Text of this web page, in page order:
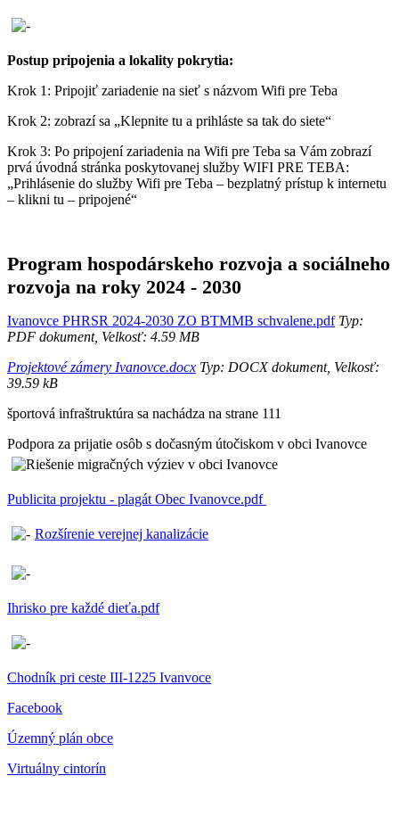
Postup pripojenia a lokality pokrytia:
Krok 1: Pripojiť zariadenie na sieť s názvom Wifi pre Teba
Krok 2: zobrazí sa „Klepnite tu a prihláste sa tak do siete“
Krok 3: Po pripojení zariadenia na Wifi pre Teba sa Vám zobrazí
prvá úvodná stránka poskytovanej služby WIFI PRE TEBA:
„Prihlásenie do služby Wifi pre Teba – bezplatný prístup k internetu
– klikni tu – pripojené“
Program hospodárskeho rozvoja a sociálneho
rozvoja na roky 2024 - 2030
Ivanovce PHRSR 2024-2030 ZO BTMMB schvalene.pdfTyp:
PDF dokument, Velkosť: 4.59 MB
Projektové zámery Ivanovce.docx Typ: DOCX dokument, Velkosť:
39.59 kB
športová infraštruktúra sa nachádza na strane 111
Podpora za prijatie osôb s dočasným útočiskom v obci Ivanovce
Publicita projektu - plagát Obec Ivanovce.pdf
Rozšírenie verejnej kanalizácie
Ihrisko pre každé dieťa.pdf
Chodník pri ceste III-1225 Ivanvoce
Facebook
Územný plán obce
Virtuálny cintorín